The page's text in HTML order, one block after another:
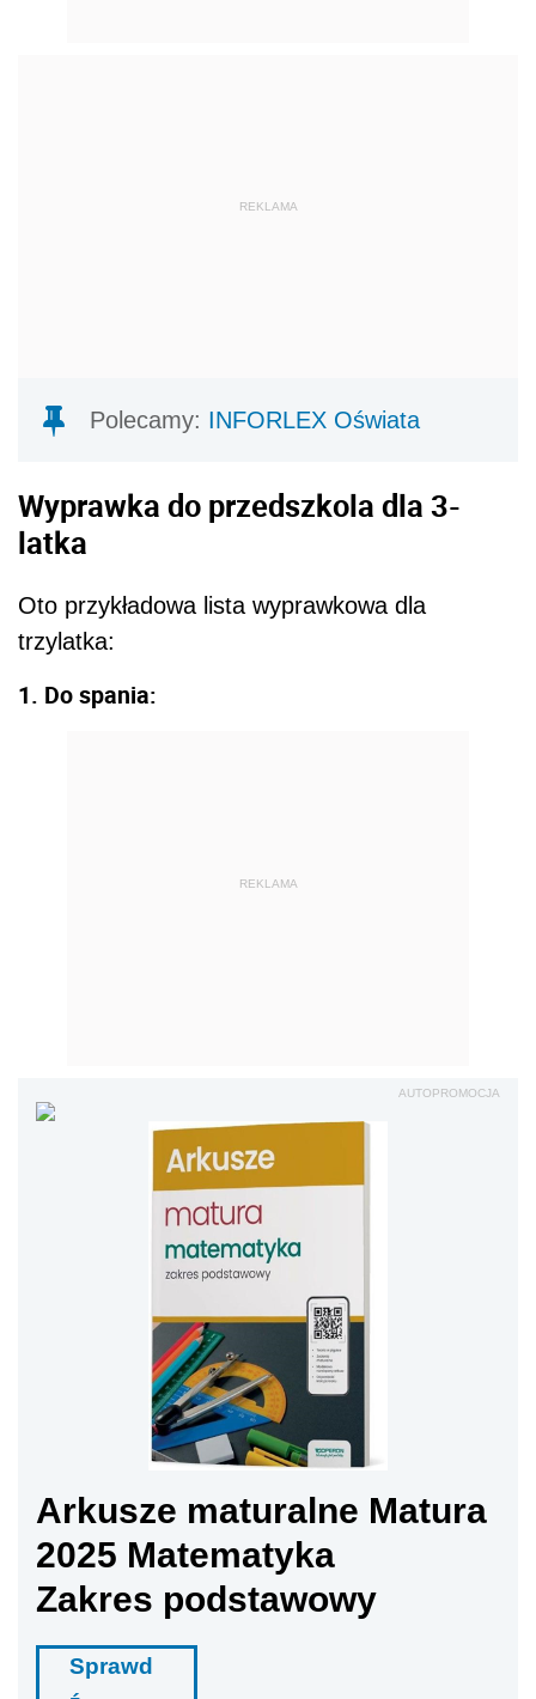
REKLAMA
Polecamy: INFORLEX Oświata
Wyprawka do przedszkola dla 3-
latka
Oto przykładowa lista wyprawkowa dla
trzylatka:
1. Do spania:
REKLAMA
AUTOPROMOCJA
Arkusze maturalne Matura
2025 Matematyka
Zakres podstawowy
Sprawd